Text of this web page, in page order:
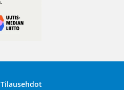
Tilausehdot